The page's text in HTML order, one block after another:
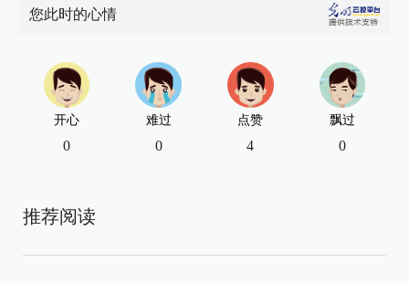
您此时的心情
开心
0
难过
0
点赞
4
飘过
0
推荐阅读